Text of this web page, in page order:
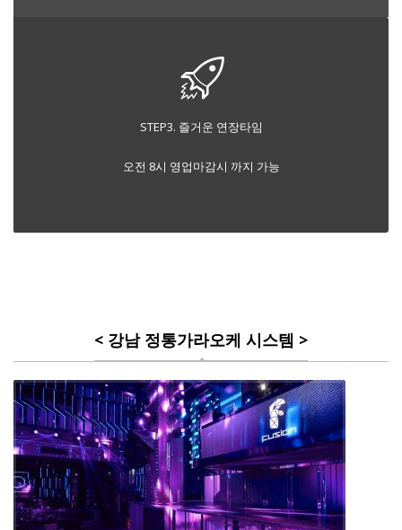
STEP3. 즐거운 연장타임
오전 8시 영업마감시 까지 가능
< 강남 정통가라오케 시스템 >